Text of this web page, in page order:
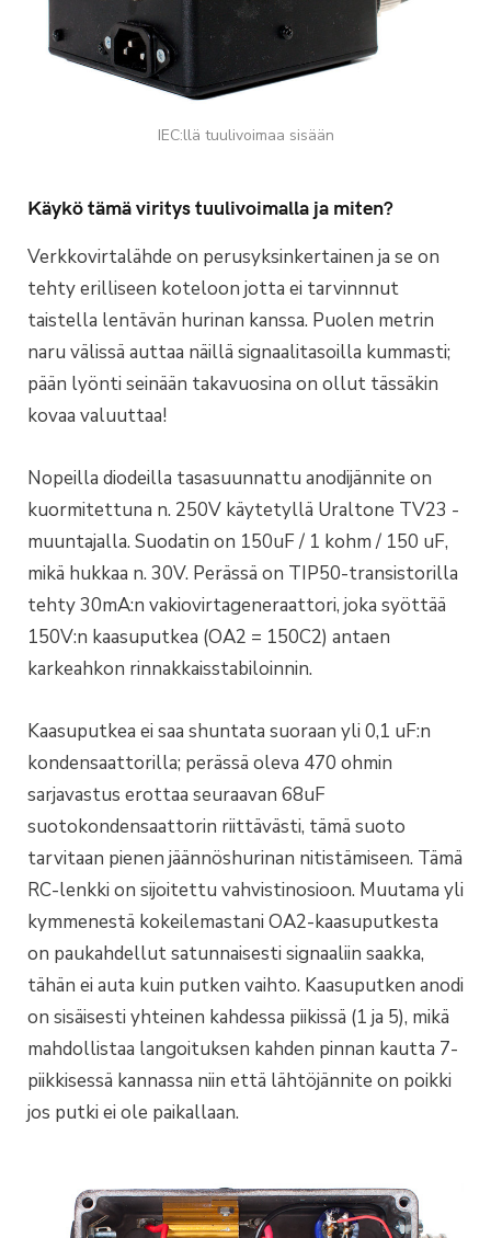
IEC:llä tuulivoimaa sisään
Käykö tämä viritys tuulivoimalla ja miten?
Verkkovirtalähde on perusyksinkertainen ja se on
tehty erilliseen koteloon jotta ei tarvinnnut
taistella lentävän hurinan kanssa. Puolen metrin
naru välissä auttaa näillä signaalitasoilla kummasti;
pään lyönti seinään takavuosina on ollut tässäkin
kovaa valuuttaa!
Nopeilla diodeilla tasasuunnattu anodijännite on
kuormitettuna n. 250V käytetyllä Uraltone TV23 -
muuntajalla. Suodatin on 150uF / 1 kohm / 150 uF,
mikä hukkaa n. 30V. Perässä on TIP50-transistorilla
tehty 30mA:n vakiovirtageneraattori, joka syöttää
150V:n kaasuputkea (OA2 = 150C2) antaen
karkeahkon rinnakkaisstabiloinnin.
Kaasuputkea ei saa shuntata suoraan yli 0,1 uF:n
kondensaattorilla; perässä oleva 470 ohmin
sarjavastus erottaa seuraavan 68uF
suotokondensaattorin riittävästi, tämä suoto
tarvitaan pienen jäännöshurinan nitistämiseen. Tämä
RC-lenkki on sijoitettu vahvistinosioon. Muutama yli
kymmenestä kokeilemastani OA2-kaasuputkesta
on paukahdellut satunnaisesti signaaliin saakka,
tähän ei auta kuin putken vaihto. Kaasuputken anodi
on sisäisesti yhteinen kahdessa piikissä (1 ja 5), mikä
mahdollistaa langoituksen kahden pinnan kautta 7-
piikkisessä kannassa niin että lähtöjännite on poikki
jos putki ei ole paikallaan.